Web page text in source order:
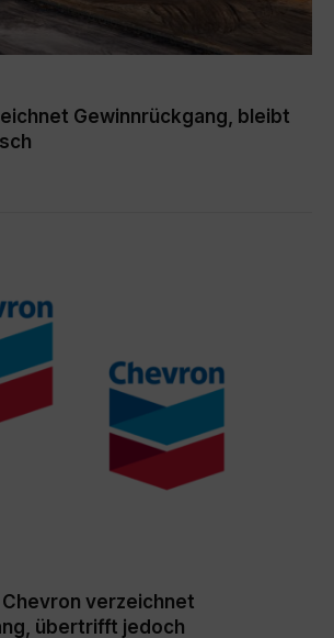
Gewinnrückgang, bleibt
verzeichnet
übertrifft jedoch